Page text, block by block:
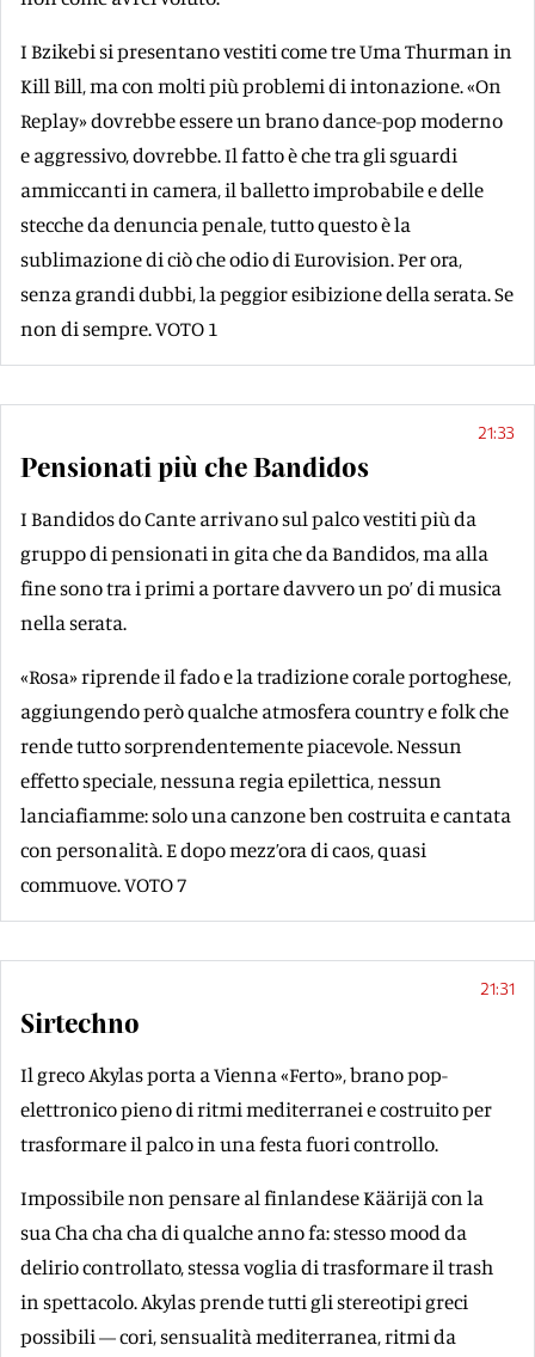
I Bzikebi si presentano vestiti come tre Uma Thurman in
Kill Bill, ma con molti più problemi di intonazione. «On
Replay» dovrebbe essere un brano dance-pop moderno
e aggressivo, dovrebbe. Il fatto è che tra gli sguardi
ammiccanti in camera, il balletto improbabile e delle
stecche da denuncia penale, tutto questo è la
sublimazione di ciò che odio di Eurovision. Per ora,
senza grandi dubbi, la peggior esibizione della serata. Se
non di sempre. VOTO 1
21:33
Pensionati più che Bandidos
I Bandidos do Cante arrivano sul palco vestiti più da
gruppo di pensionati in gita che da Bandidos, ma alla
fine sono tra i primi a portare davvero un po’ di musica
nella serata.
«Rosa» riprende il fado e la tradizione corale portoghese,
aggiungendo però qualche atmosfera country e folk che
rende tutto sorprendentemente piacevole. Nessun
effetto speciale, nessuna regia epilettica, nessun
lanciafiamme: solo una canzone ben costruita e cantata
con personalità. E dopo mezz’ora di caos, quasi
commuove. VOTO 7
21:31
Sirtechno
Il greco Akylas porta a Vienna «Ferto», brano pop-
elettronico pieno di ritmi mediterranei e costruito per
trasformare il palco in una festa fuori controllo.
Impossibile non pensare al finlandese Käärijä con la
sua Cha cha cha di qualche anno fa: stesso mood da
delirio controllato, stessa voglia di trasformare il trash
in spettacolo. Akylas prende tutti gli stereotipi greci
possibili — cori, sensualità mediterranea, ritmi da